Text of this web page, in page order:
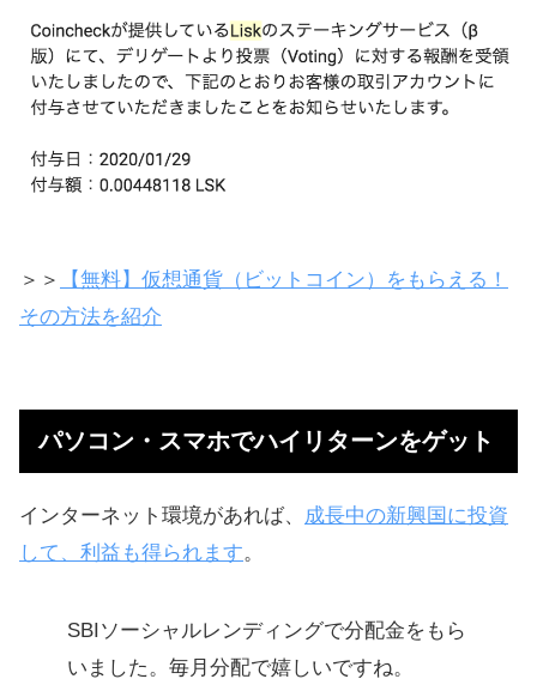
＞＞
【無料】仮想通貨（ビットコイン）をもらえる！
その方法を紹介
パソコン・スマホでハイリターンをゲット
インターネット環境があれば、 成長中の新興国に投資
して、利益も得られます。
SBIソーシャルレンディングで分配金をもら
いました。毎月分配で嬉しいですね。